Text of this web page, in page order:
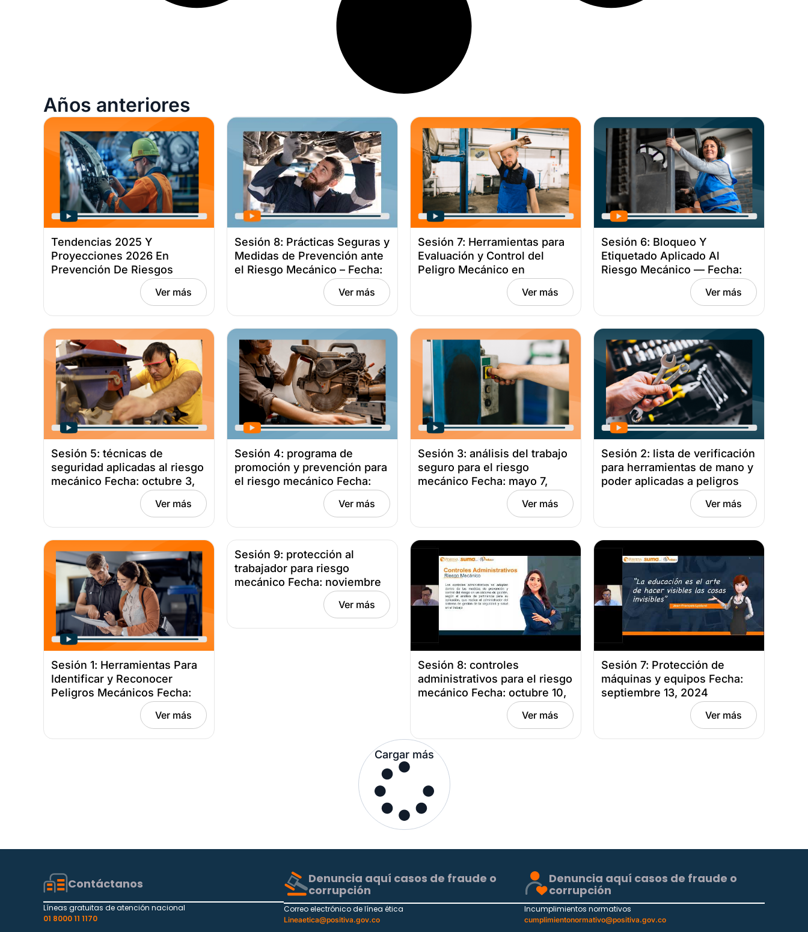
Años anteriores
Tendencias 2025 Y
Proyecciones 2026 En
Prevención De Riesgos
Mecánicos – Fecha:
diciembre 15, 2025
Ver más
Sesión 8: Prácticas Seguras y
Medidas de Prevención ante
el Riesgo Mecánico – Fecha:
noviembre 12, 2025
Ver más
Sesión 7: Herramientas para
Evaluación y Control del
Peligro Mecánico en
Industrias – Fecha: octubre 8,
Ver más
Sesión 6: Bloqueo Y
Etiquetado Aplicado Al
Riesgo Mecánico — Fecha:
23 de octubre, 2025
Ver más
Sesión 5: técnicas de
seguridad aplicadas al riesgo
mecánico Fecha: octubre 3,
Ver más
Sesión 4: programa de
promoción y prevención para
el riesgo mecánico Fecha:
Ver más
Sesión 3: análisis del trabajo
seguro para el riesgo
mecánico Fecha: mayo 7,
Ver más
Sesión 2: lista de verificación
para herramientas de mano y
poder aplicadas a peligros
mecánicos Fecha: abril 02,
Ver más
Sesión 1: Herramientas Para
Identificar y Reconocer
Peligros Mecánicos Fecha:
Ver más
Sesión 9: protección al
trabajador para riesgo
mecánico Fecha: noviembre
Ver más
Sesión 8: controles
administrativos para el riesgo
mecánico Fecha: octubre 10,
Ver más
Sesión 7: Protección de
máquinas y equipos Fecha:
septiembre 13, 2024
Ver más
Cargar más
Contáctanos
Líneas gratuitas de atención nacional
01 8000 11 1170
Denuncia aquí casos de fraude o
corrupción
Correo electrónico de línea ética
Lineaetica@positiva.gov.co
Denuncia aquí casos de fraude o
corrupción
Incumplimientos normativos
cumplimientonormativo@positiva.gov.co